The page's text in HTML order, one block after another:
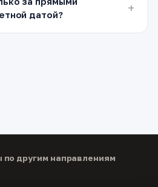
датой?
другим направлениям